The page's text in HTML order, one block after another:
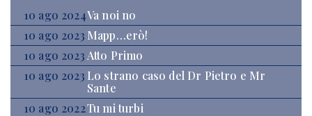
10 ago 2024Va noi no
10 ago 2023 Mapp…erò!
10 ago 2023 Atto Primo
10 ago 2023 Lo strano caso del Dr Pietro e Mr
Sante
10 ago 2022Tu mi turbi